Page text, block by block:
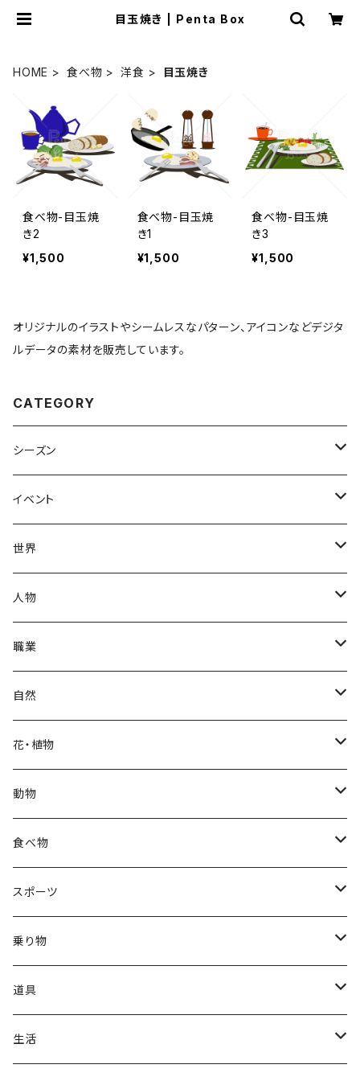
目玉焼き | Penta Box
HOME 食べ物 洋食 目玉焼き
食べ物-目玉焼
き2
¥1,500
食べ物-目玉焼
き1
¥1,500
食べ物-目玉焼
き3
¥1,500
オリジナルのイラストやシームレスなパターン、アイコンなどデジタ
ルデータの素材を販売しています。
CATEGORY
シーズン
春
夏
秋
冬
イベント
出産・育児
母の日
中秋節
クリスマス
福袋
ブラックフライデー
ハロウィン
正月
端午の節句
結婚式
父の日
世界
ハワイアン
パリ
ロシアン
アフリカン
日本
ヨーロッパ
トライバル
中国
北欧
人物
赤ちゃん
女性
男性
子供
サンタクロース
七福神
金太郎
天使
シニア
職業
医者
自然
海
雲
星
雫
貝殻
山
木
花・植物
カーネーション
梅
桜
プルメリア
野バラ
牡丹
動物
ネコ
ウマ
サイ
チンパンジー
トリ
食べ物
スイーツ
かき氷
アイス
フルーツ
スイカ
イチゴ
和食
お雑煮
野菜
スポーツ
相撲
乗り物
車
道具
ファッション
生活